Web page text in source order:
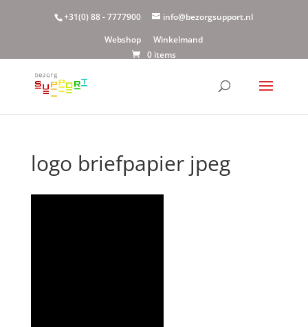
+31(0) 88 - 7777900
info@bezorgsupport.nl
Webshop
Winkelmand
0 items
logo briefpapier jpeg